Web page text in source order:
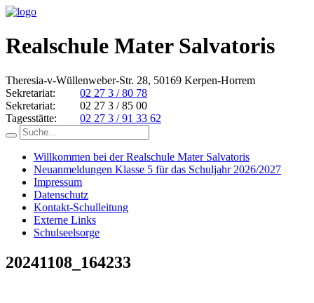
Realschule Mater Salvatoris
Theresia-v-Wüllenweber-Str. 28, 50169 Kerpen-Horrem
Sekretariat:
02 27 3 / 80 78
Sekretariat:
02 27 3 / 85 00
Tagesstätte:
02 27 3 / 91 33 62
Willkommen bei der Realschule Mater Salvatoris
Neuanmeldungen Klasse 5 für das Schuljahr 2026/2027
Impressum
Datenschutz
Kontakt-Schulleitung
Externe Links
Schulseelsorge
20241108_164233